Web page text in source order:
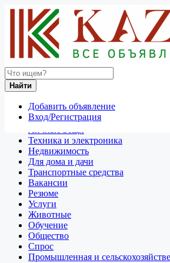
Найти
Добавить объявление
Вход/Регистрация
Россия
Таганрог
Отдам даром
Разное
Техника и электроника
Недвижимость
Для дома и дачи
Транспортные средства
Вакансии
Резюме
Услуги
Животные
Обучение
Общество
Спрос
Промышленная и